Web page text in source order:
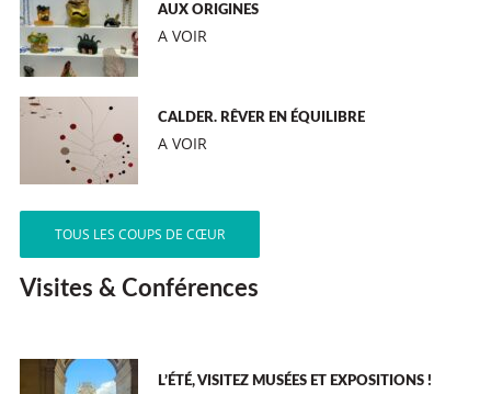
AUX ORIGINES
A VOIR
CALDER. RÊVER EN ÉQUILIBRE
A VOIR
TOUS LES COUPS DE CŒUR
Visites & Conférences
L’ÉTÉ, VISITEZ MUSÉES ET EXPOSITIONS !